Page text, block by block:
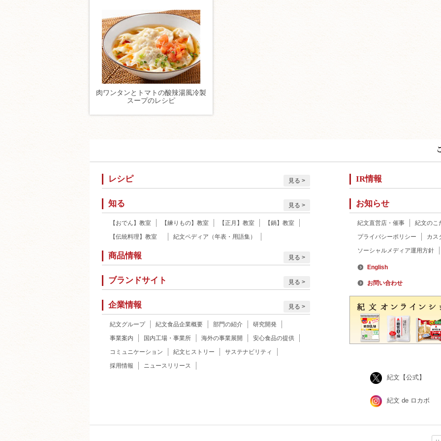
肉ワンタンとトマトの酸辣湯風冷製
スープのレシピ
レシピ 見る
知る 見る
【おでん】教室 【練りもの】教室 【正月】教室
【鍋】教室
【伝統料理】教室
紀文ペディア（年表・用語集）
商品情報 見る
ブランドサイト 見る
企業情報 見る
紀文グループ 紀文食品企業概要 部門の紹介
研究開発
事業案内
国内工場・事業所 海外の事業展開
安心食品の提供
コミュニケーション
紀文ヒストリー
サステナビリティ
採用情報
ニュースリリース
IR情報
お知らせ
紀文直営店・催事
紀文のこ
プライバシーポリシー
カス
ソーシャルメディア運用方針
English
お問い合わせ
紀文【公式】
紀文 de ロカボ